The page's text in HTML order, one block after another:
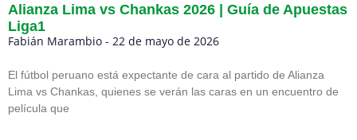
Alianza Lima vs Chankas 2026 | Guía de Apuestas
Liga1
Fabián Marambio 22 de mayo de 2026
El fútbol peruano está expectante de cara al partido de Alianza
Lima vs Chankas, quienes se verán las caras en un encuentro de
película que